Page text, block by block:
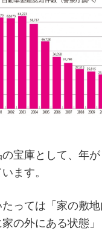
宝庫として、年
ます。
っては「家の敷地
の外にある状態